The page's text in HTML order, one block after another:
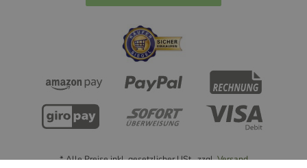
* Alle Preise inkl. gesetzlicher USt., zzgl.Versand